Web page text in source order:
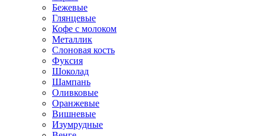
Бежевые
Глянцевые
Кофе с молоком
Металлик
Слоновая кость
Фуксия
Шоколад
Шампань
Оливковые
Оранжевые
Вишневые
Изумрудные